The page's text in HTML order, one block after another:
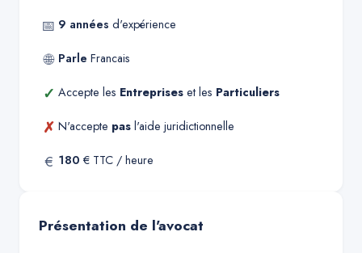
📅 9 années d'expérience
🌐 Parle Francais
✓ Accepte les Entreprises et les Particuliers
✗ N'accepte pas l'aide juridictionnelle
€ 180 € TTC / heure
Présentation de l'avocat